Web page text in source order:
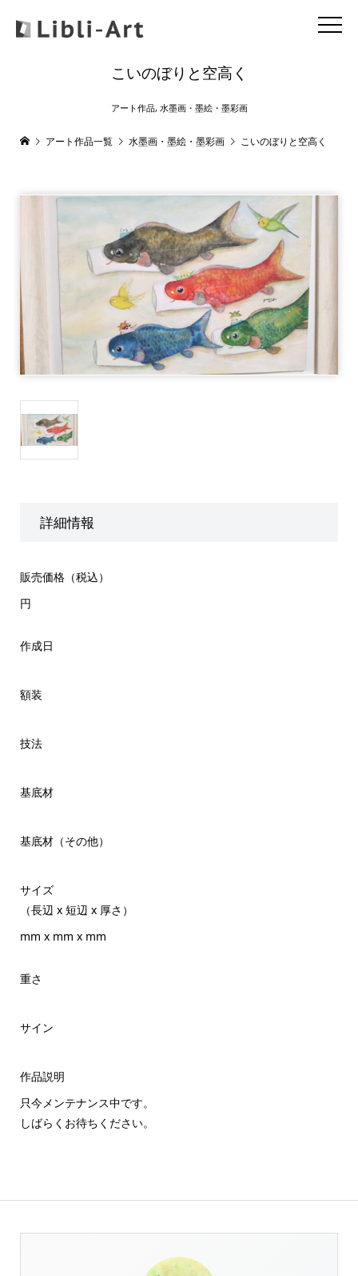
こいのぼりと空高く
アート作品, 水墨画・墨絵・墨彩画
アート作品一覧 水墨画・墨絵・墨彩画 こいのぼりと空高く
詳細情報
販売価格（税込）
円
作成日
額装
技法
基底材
基底材（その他）
サイズ
（長辺 x 短辺 x 厚さ）
mm x mm x mm
重さ
サイン
作品説明
只今メンテナンス中です。
しばらくお待ちください。